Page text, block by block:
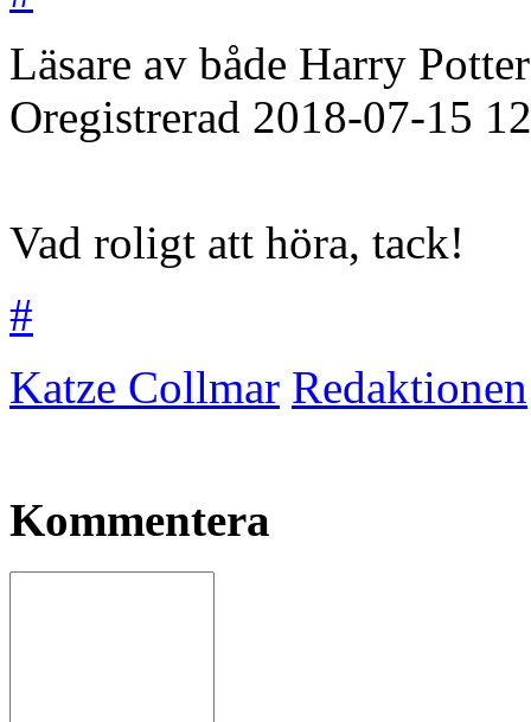
Läsare av både Harry
Oregistrerad 2018-07-15
Vad roligt att höra, tack!
#
Katze Collmar Redaktionen
Kommentera